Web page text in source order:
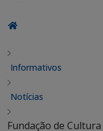
Informativos
Notícias
Fundação de